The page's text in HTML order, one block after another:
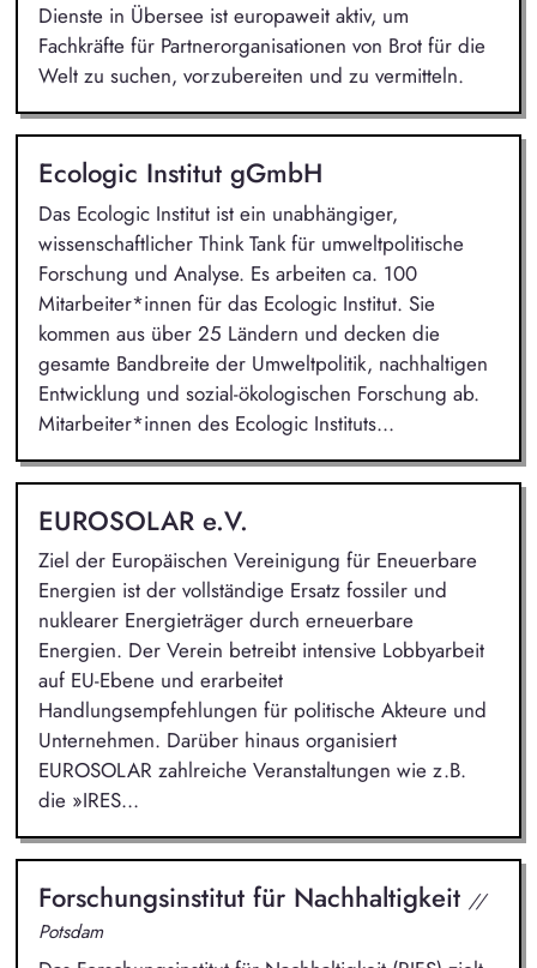
Dienste in Übersee ist europaweit aktiv, um
Fachkräfte für Partnerorganisationen von Brot für die
Welt zu suchen, vorzubereiten und zu vermitteln.
Ecologic Institut gGmbH
Das Ecologic Institut ist ein unabhängiger,
wissenschaftlicher Think Tank für umweltpolitische
Forschung und Analyse. Es arbeiten ca. 100
Mitarbeiter*innen für das Ecologic Institut. Sie
kommen aus über 25 Ländern und decken die
gesamte Bandbreite der Umweltpolitik, nachhaltigen
Entwicklung und sozial-ökologischen Forschung ab.
Mitarbeiter*innen des Ecologic Instituts...
EUROSOLAR e.V.
Ziel der Europäischen Vereinigung für Eneuerbare
Energien ist der vollständige Ersatz fossiler und
nuklearer Energieträger durch erneuerbare
Energien. Der Verein betreibt intensive Lobbyarbeit
auf EU-Ebene und erarbeitet
Handlungsempfehlungen für politische Akteure und
Unternehmen. Darüber hinaus organisiert
EUROSOLAR zahlreiche Veranstaltungen wie z.B.
die »IRES...
Forschungsinstitut für Nachhaltigkeit //
Potsdam